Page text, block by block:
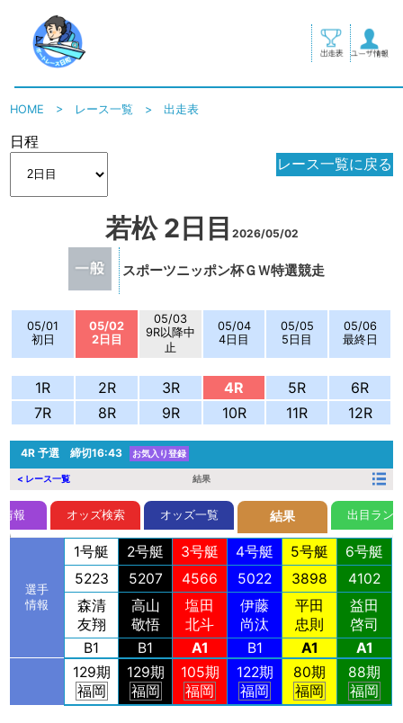
HOME > レース一覧 >出走表
日程
レース一覧に戻る
若松 2日目 2026/05/02
スポーツニッポン杯ＧＷ特選競走
05/01
初日
05/02
2日目
05/03
9R以降中
止
05/04
4日目
05/05
5日目
05/06
最終日
1R 2R 3R 4R 5R
6R
7R
8R 9R 10R 11R 12R
4R予選 締切16:43 お気入り登録
< レース一覧 結果
報 オッズ検索 オッズ一覧 結果 出目ラン
選手
情報
1号艇 2号艇 3号艇 4号艇 5号艇
6号艇
5223
5207 4566 5022 3898
4102
森清
友翔
高山
敬悟
塩田
北斗
伊藤
尚汰
平田
忠則
益田
啓司
B1
B1 A1 B1 A1
A1
129期
福岡
129期
福岡
105期
福岡
122期
福岡
80期
福岡
88期
福岡